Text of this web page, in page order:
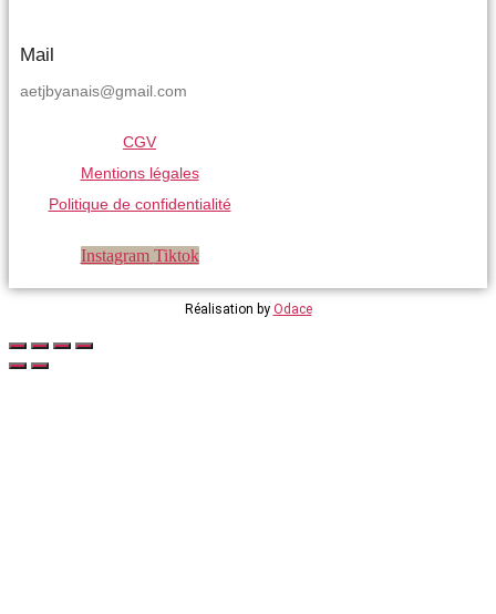
Mail
aetjbyanais@gmail.com
CGV
Mentions légales
Politique de confidentialité
Instagram Tiktok
Réalisation by Odace